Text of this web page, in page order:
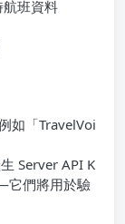
航班資料
如「TravelVoi
Server API K
它們將用於驗